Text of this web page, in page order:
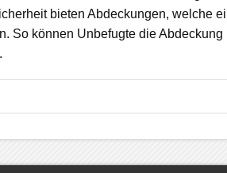
bieten Abdeckungen, welche
So können Unbefugte die Abdeckung